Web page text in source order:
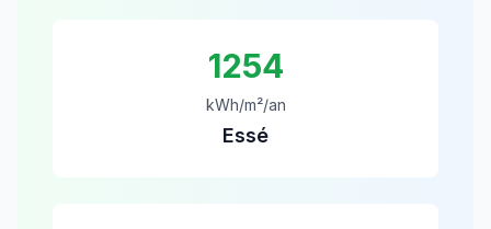
1254
kWh/m²/an
Essé